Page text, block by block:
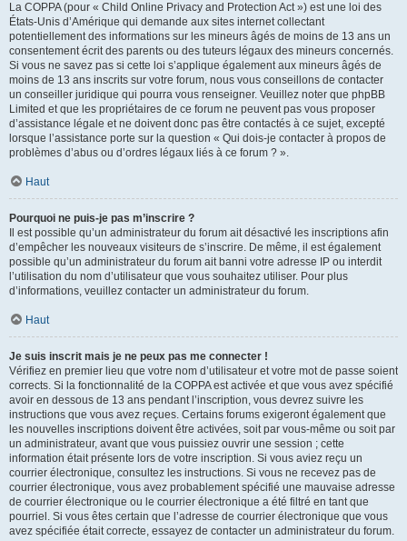
La COPPA (pour « Child Online Privacy and Protection Act ») est une loi des
États-Unis d’Amérique qui demande aux sites internet collectant
potentiellement des informations sur les mineurs âgés de moins de 13 ans un
consentement écrit des parents ou des tuteurs légaux des mineurs concernés.
Si vous ne savez pas si cette loi s’applique également aux mineurs âgés de
moins de 13 ans inscrits sur votre forum, nous vous conseillons de contacter
un conseiller juridique qui pourra vous renseigner. Veuillez noter que phpBB
Limited et que les propriétaires de ce forum ne peuvent pas vous proposer
d’assistance légale et ne doivent donc pas être contactés à ce sujet, excepté
lorsque l’assistance porte sur la question « Qui dois-je contacter à propos de
problèmes d’abus ou d’ordres légaux liés à ce forum ? ».
Haut
Pourquoi ne puis-je pas m’inscrire ?
Il est possible qu’un administrateur du forum ait désactivé les inscriptions afin
d’empêcher les nouveaux visiteurs de s’inscrire. De même, il est également
possible qu’un administrateur du forum ait banni votre adresse IP ou interdit
l’utilisation du nom d’utilisateur que vous souhaitez utiliser. Pour plus
d’informations, veuillez contacter un administrateur du forum.
Haut
Je suis inscrit mais je ne peux pas me connecter !
Vérifiez en premier lieu que votre nom d’utilisateur et votre mot de passe soient
corrects. Si la fonctionnalité de la COPPA est activée et que vous avez spécifié
avoir en dessous de 13 ans pendant l’inscription, vous devrez suivre les
instructions que vous avez reçues. Certains forums exigeront également que
les nouvelles inscriptions doivent être activées, soit par vous-même ou soit par
un administrateur, avant que vous puissiez ouvrir une session ; cette
information était présente lors de votre inscription. Si vous aviez reçu un
courrier électronique, consultez les instructions. Si vous ne recevez pas de
courrier électronique, vous avez probablement spécifié une mauvaise adresse
de courrier électronique ou le courrier électronique a été filtré en tant que
pourriel. Si vous êtes certain que l’adresse de courrier électronique que vous
avez spécifiée était correcte, essayez de contacter un administrateur du forum.